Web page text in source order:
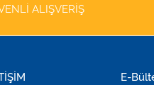
ALIŞVERİŞ
E-